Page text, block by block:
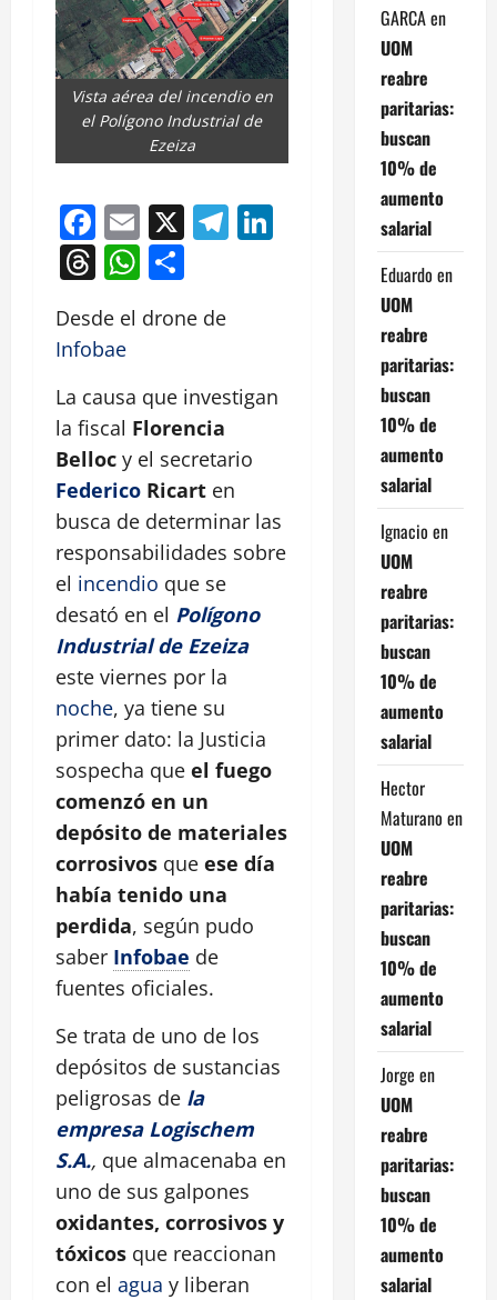
Vista aérea del incendio en
el Polígono Industrial de
Ezeiza
Facebook
Email
X Telegram
LinkedIn
Threads
WhatsApp
Desde el drone de
Infobae
La causa que investigan
la fiscal Florencia
Belloc y el secretario
Federico Ricart en
busca de determinar las
responsabilidades sobre
el incendio que se
desató en el Polígono
Industrial de Ezeiza
este viernes por la
noche, ya tiene su
primer dato: la Justicia
sospecha que el fuego
comenzó en un
depósito de materiales
corrosivos que ese día
había tenido una
perdida, según pudo
saber Infobae de
fuentes oficiales.
Se trata de uno de los
depósitos de sustancias
peligrosas de la
empresa Logischem
S.A., que almacenaba en
uno de sus galpones
oxidantes, corrosivos y
tóxicos que reaccionan
con el agua y liberan
GARCAen
UOM
reabre
paritarias:
buscan
10% de
aumento
salarial
Eduardo en
UOM
reabre
paritarias:
buscan
10% de
aumento
salarial
Ignacio en
UOM
reabre
paritarias:
buscan
10% de
aumento
salarial
Hector
Maturano en
UOM
reabre
paritarias:
buscan
10% de
aumento
salarial
Jorge en
UOM
reabre
paritarias:
buscan
10% de
aumento
salarial